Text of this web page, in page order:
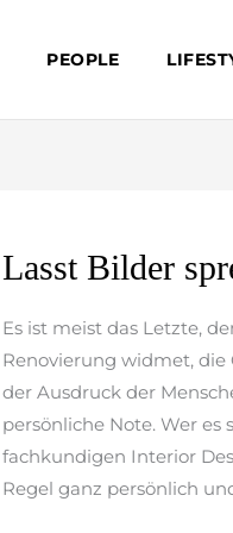
PEOPLE
Lasst Bilder
Es ist meist das Letzte,
Renovierung widmet, die
der Ausdruck der
persönliche Note. Wer
fachkundigen Interior
Regel ganz persönlich
Lasst
sprechen!